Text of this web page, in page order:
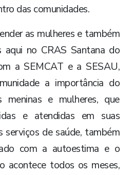
das comunidades.
as mulheres e também
aqui no CRAS Santana do
a SEMCAT e a SESAU,
a importância do
meninas e mulheres, que
e atendidas em suas
serviços de saúde, também
com a autoestima e o
acontece todos os meses,